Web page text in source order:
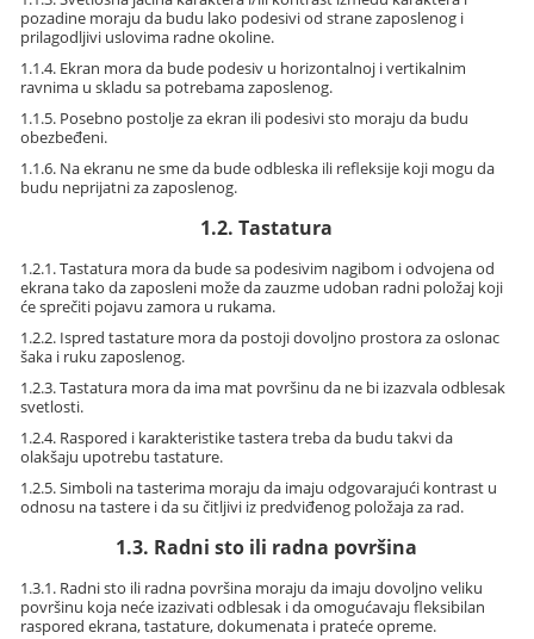
pozadine moraju da budu lako podesivi od strane zaposlenog i
prilagodljivi uslovima radne okoline.
1.1.4. Ekran mora da bude podesiv u horizontalnoj i vertikalnim
ravnima u skladu sa potrebama zaposlenog.
1.1.5. Posebno postolje za ekran ili podesivi sto moraju da budu
obezbeđeni.
1.1.6. Na ekranu ne sme da bude odbleska ili refleksije koji mogu da
budu neprijatni za zaposlenog.
1.2. Tastatura
1.2.1. Tastatura mora da bude sa podesivim nagibom i odvojena od
ekrana tako da zaposleni može da zauzme udoban radni položaj koji
će sprečiti pojavu zamora u rukama.
1.2.2. Ispred tastature mora da postoji dovoljno prostora za oslonac
šaka i ruku zaposlenog.
1.2.3. Tastatura mora da ima mat površinu da ne bi izazvala odblesak
svetlosti.
1.2.4. Raspored i karakteristike tastera treba da budu takvi da
olakšaju upotrebu tastature.
1.2.5. Simboli na tasterima moraju da imaju odgovarajući kontrast u
odnosu na tastere i da su čitljivi iz predviđenog položaja za rad.
1.3. Radni sto ili radna površina
1.3.1. Radni sto ili radna površina moraju da imaju dovoljno veliku
površinu koja neće izazivati odblesak i da omogućavaju fleksibilan
raspored ekrana, tastature, dokumenata i prateće opreme.